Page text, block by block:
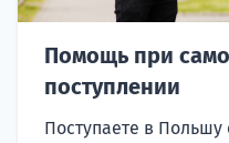
Помощь при
поступлении
Поступаете в Польшу